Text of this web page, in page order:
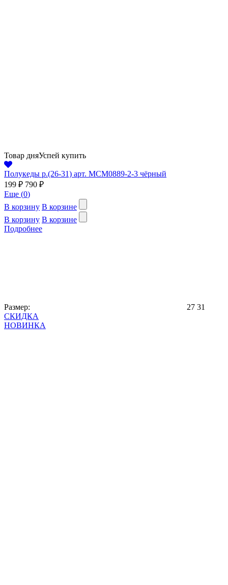
Товар дняУспей купить
Полукеды р.(26-31) арт. MCM0889-2-3 чёрный
199 ₽ 790 ₽
Еще (0)
В корзину В корзине
В корзину В корзине
Подробнее
Размер: 27 31
СКИДКА
НОВИНКА